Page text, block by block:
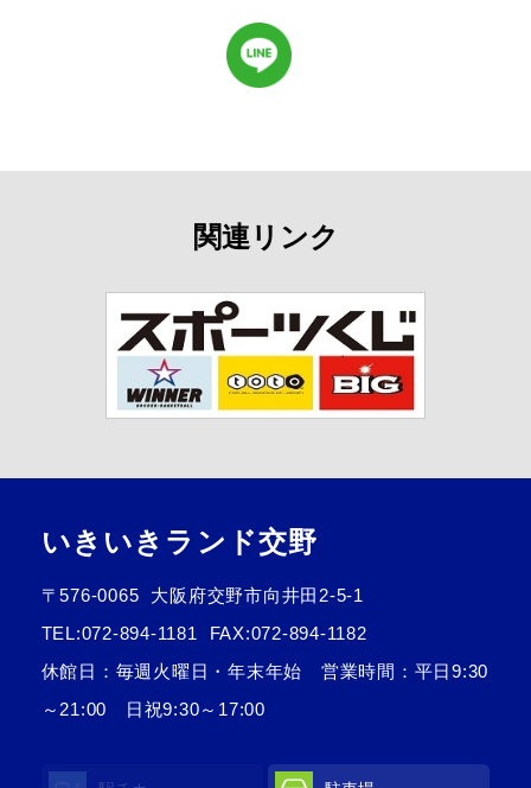
関連リンク
いきいきランド交野
〒576-0065
大阪府交野市向井田2-5-1
TEL:072-894-1181
FAX:072-894-1182
休館日：毎週火曜日・年末年始 営業時間：平日9:30
～21:00 日祝9:30～17:00